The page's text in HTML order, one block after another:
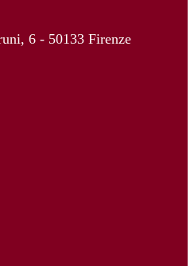
6 - 50133 Firenze